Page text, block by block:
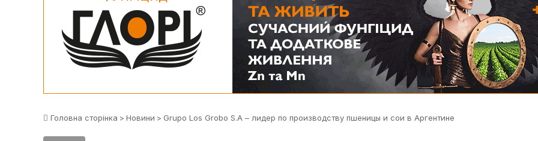
Головна сторінка > Новини > Grupo Los Grobo S.A – лидер по производству пшеницы и сои в Аргентине